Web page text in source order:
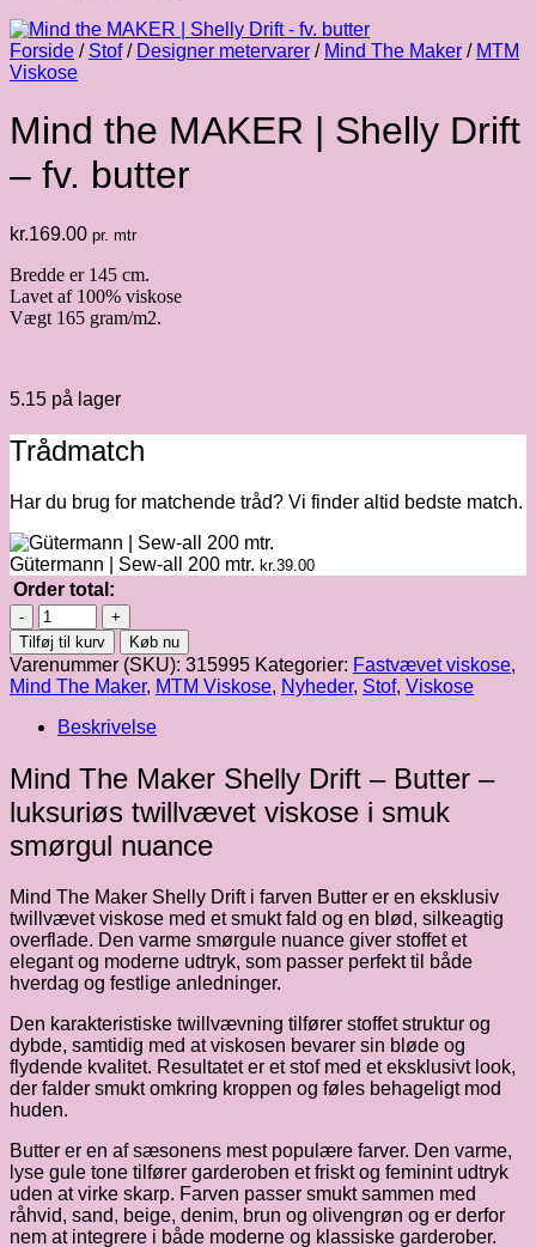
Forside / Stof / Designer metervarer / Mind The Maker / MTM
Viskose
Mind the MAKER | Shelly Drift
– fv. butter
kr.169.00 pr. mtr
Bredde er 145 cm.
Lavet af 100% viskose
Vægt 165 gram/m2.
5.15 på lager
Trådmatch
Har du brug for matchende tråd? Vi finder altid bedste match.
Gütermann | Sew-all 200 mtr. kr.39.00
Order total:
Mind
the
MAKER
|
Shelly
Drift
fv.
butter
antal
Tilføj til kurv Køb nu
Varenummer (SKU): 315995 Kategorier: Fastvævet viskose,
Mind The Maker, MTM Viskose, Nyheder, Stof, Viskose
Beskrivelse
Mind The Maker Shelly Drift – Butter –
luksuriøs twillvævet viskose i smuk
smørgul nuance
Mind The Maker Shelly Drift i farven Butter er en eksklusiv
twillvævet viskose med et smukt fald og en blød, silkeagtig
overflade. Den varme smørgule nuance giver stoffet et
elegant og moderne udtryk, som passer perfekt til både
hverdag og festlige anledninger.
Den karakteristiske twillvævning tilfører stoffet struktur og
dybde, samtidig med at viskosen bevarer sin bløde og
flydende kvalitet. Resultatet er et stof med et eksklusivt look,
der falder smukt omkring kroppen og føles behageligt mod
huden.
Butter er en af sæsonens mest populære farver. Den varme,
lyse gule tone tilfører garderoben et friskt og feminint udtryk
uden at virke skarp. Farven passer smukt sammen med
råhvid, sand, beige, denim, brun og olivengrøn og er derfor
nem at integrere i både moderne og klassiske garderober.